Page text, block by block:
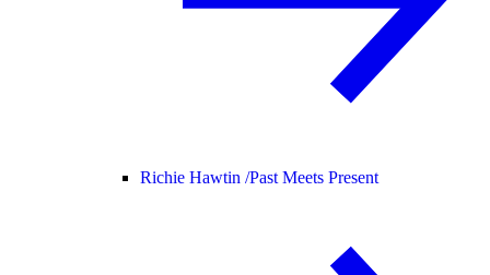
Richie Hawtin /Past Meets Present